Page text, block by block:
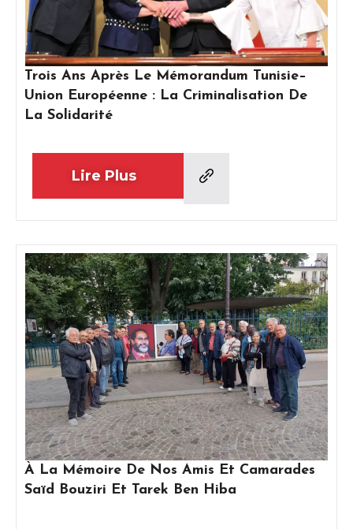
Trois Ans Après Le Mémorandum Tunisie–
Union Européenne : La Criminalisation De
La Solidarité
Lire Plus
À La Mémoire De Nos Amis Et Camarades
Saïd Bouziri Et Tarek Ben Hiba